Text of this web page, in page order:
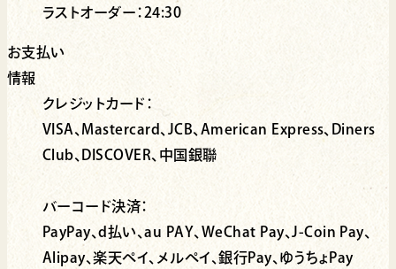
ラストオーダー：24:30
お支払い
情報
クレジットカード：
VISA、Mastercard、JCB、American Express、Diners
Club、DISCOVER、中国銀聯
バーコード決済：
PayPay、d払い、au PAY、WeChat Pay、J-Coin Pay、
Alipay、楽天ペイ、メルペイ、銀行Pay、ゆうちょPay